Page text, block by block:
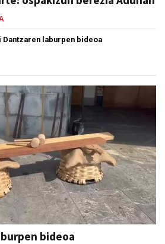
Dantzaren laburpen bideoa
bideoa